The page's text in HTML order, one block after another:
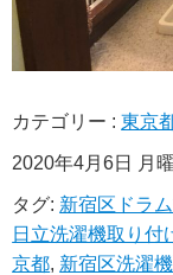
カテゴリー :東京
2020年4月6日 月
タグ: 新宿区ドラ
日立洗濯機取り付
京都, 新宿区洗濯